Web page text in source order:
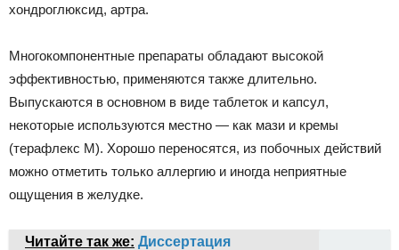
хондроглюксид, артра.
Многокомпонентные препараты обладают высокой
эффективностью, применяются также длительно.
Выпускаются в основном в виде таблеток и капсул,
некоторые используются местно — как мази и кремы
(терафлекс М). Хорошо переносятся, из побочных действий
можно отметить только аллергию и иногда неприятные
ощущения в желудке.
Читайте так же: Диссертация